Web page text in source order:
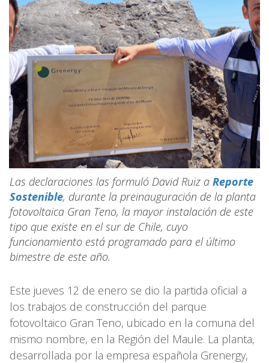
Las declaraciones las formuló David Ruiz a Reporte
Sostenible, durante la preinauguración de la planta
fotovoltaica Gran Teno, la mayor instalación de este
tipo que existe en el sur de Chile, cuyo
funcionamiento está programado para el último
bimestre de este año.
Este jueves 12 de enero se dio la partida oficial a
los trabajos de construcción del parque
fotovoltaico Gran Teno, ubicado en la comuna del
mismo nombre, en la Región del Maule. La planta,
desarrollada por la empresa española Grenergy,